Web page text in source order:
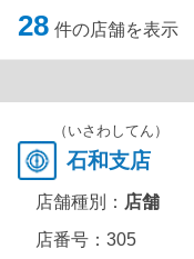
28 件の店舗を表示
（いさわしてん）
石和支店
店舗種別： 店舗
店番号：305